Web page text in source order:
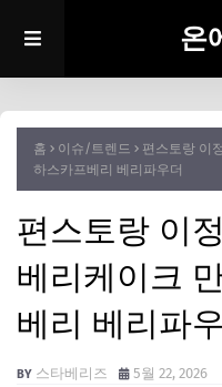
온
홈 이슈/트렌드
편스토랑 이
하스카프베리 베리파우더
편스토랑 이
베리케이크
베리 베리파
스타베리즈 5월 22, 2026